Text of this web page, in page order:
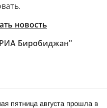
новость
Биробиджан"
пятница августа прошла в